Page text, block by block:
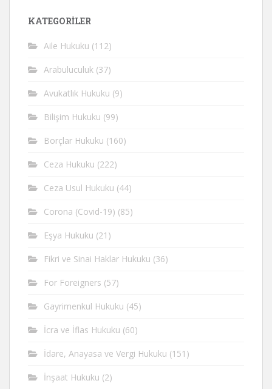
KATEGORİLER
Aile Hukuku (112)
Arabuluculuk (37)
Avukatlık Hukuku (9)
Bilişim Hukuku (99)
Borçlar Hukuku (160)
Ceza Hukuku (222)
Ceza Usul Hukuku (44)
Corona (Covid-19) (85)
Eşya Hukuku (21)
Fikri ve Sinai Haklar Hukuku (36)
For Foreigners (57)
Gayrimenkul Hukuku (45)
İcra ve İflas Hukuku (60)
İdare, Anayasa ve Vergi Hukuku (151)
İnşaat Hukuku (2)